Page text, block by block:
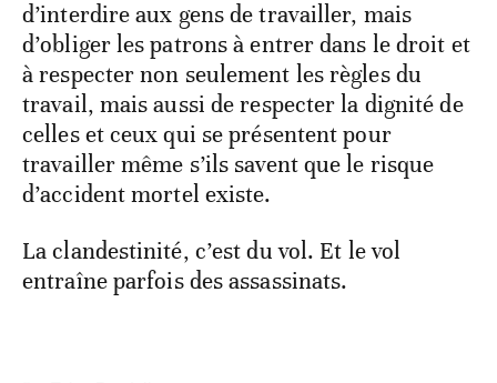
d’interdire aux gens de travailler, mais
d’obliger les patrons à entrer dans le droit et
à respecter non seulement les règles du
travail, mais aussi de respecter la dignité de
celles et ceux qui se présentent pour
travailler même s’ils savent que le risque
d’accident mortel existe.
La clandestinité, c’est du vol. Et le vol
entraîne parfois des assassinats.